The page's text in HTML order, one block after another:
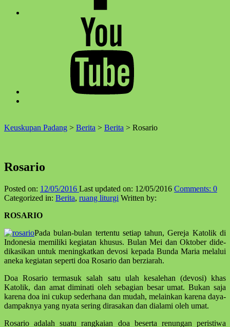
↑
Keuskupan Padang > Berita > Berita > Rosario
Rosario
Posted on: 12/05/2016 Last updated on: 12/05/2016 Comments: 0
Categorized in: Berita, ruang liturgi Written by:
ROSARIO
Pada bulan-bulan tertentu setiap tahun, Gereja Katolik di
Indo­nesia memiliki kegiatan khu­sus. Bulan Mei dan Oktober dide­­
dikasikan untuk meningkatkan devosi kepada Bunda Maria melalui
ane­ka kegiatan seperti doa Rosario dan ber­ziarah.
Doa Rosario termasuk salah satu ulah kesalehan (devosi) khas
Katolik, dan amat diminati oleh sebagian besar umat. Bukan saja
karena doa ini cukup seder­hana dan mudah, melainkan karena da­ya-
dampaknya yang nyata sering dirasa­kan dan dialami oleh umat.
Rosario adalah suatu rangkaian doa beserta renungan peristiwa